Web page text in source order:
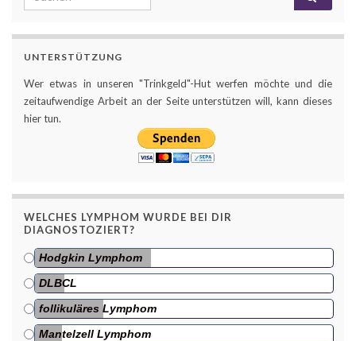
UNTERSTÜTZUNG
Wer etwas in unseren "Trinkgeld"-Hut werfen möchte und die
zeitaufwendige Arbeit an der Seite unterstützen will, kann dieses
hier tun.
WELCHES LYMPHOM WURDE BEI DIR
DIAGNOSTOZIERT?
Hodgkin Lymphom
DLBCL
follikuläres Lymphom
Mantelzell Lymphom